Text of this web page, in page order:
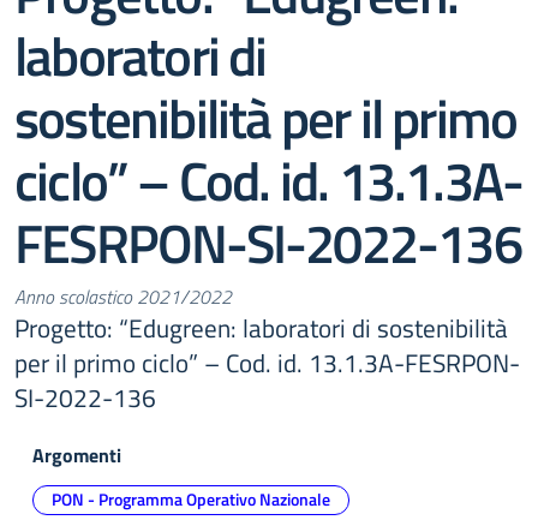
laboratori di
sostenibilità per il primo
ciclo” – Cod. id. 13.1.3A-
FESRPON-SI-2022-136
Anno scolastico 2021/2022
Progetto: “Edugreen: laboratori di sostenibilità
per il primo ciclo” – Cod. id. 13.1.3A-FESRPON-
SI-2022-136
Argomenti
PON - Programma Operativo Nazionale